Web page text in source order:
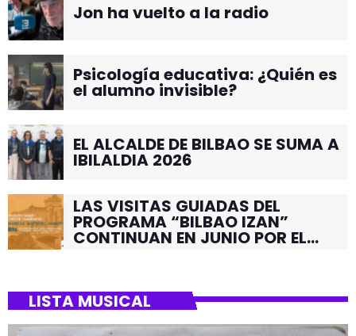
Jon ha vuelto a la radio
Psicología educativa: ¿Quién es
el alumno invisible?
EL ALCALDE DE BILBAO SE SUMA A
IBILALDIA 2026
LAS VISITAS GUIADAS DEL
PROGRAMA “BILBAO IZAN”
CONTINUAN EN JUNIO POR EL
LISTA MUSICAL